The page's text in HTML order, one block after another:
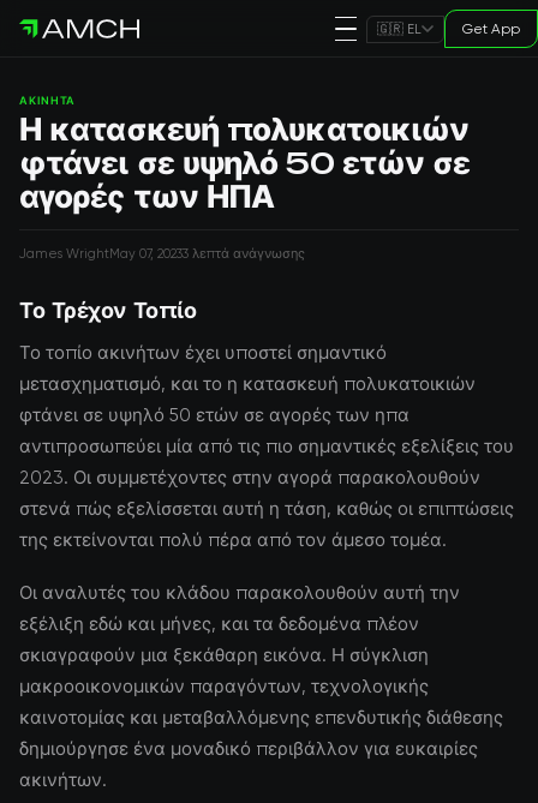
🇬🇷 EL Get App
ΑΚΊΝΗΤΑ
Η κατασκευή πολυκατοικιών
φτάνει σε υψηλό 50 ετών σε
αγορές των ΗΠΑ
James WrightMay 07, 20233 λεπτά ανάγνωσης
Το Τρέχον Τοπίο
Το τοπίο ακινήτων έχει υποστεί σημαντικό
μετασχηματισμό, και το η κατασκευή πολυκατοικιών
φτάνει σε υψηλό 50 ετών σε αγορές των ηπα
αντιπροσωπεύει μία από τις πιο σημαντικές εξελίξεις του
2023. Οι συμμετέχοντες στην αγορά παρακολουθούν
στενά πώς εξελίσσεται αυτή η τάση, καθώς οι επιπτώσεις
της εκτείνονται πολύ πέρα από τον άμεσο τομέα.
Οι αναλυτές του κλάδου παρακολουθούν αυτή την
εξέλιξη εδώ και μήνες, και τα δεδομένα πλέον
σκιαγραφούν μια ξεκάθαρη εικόνα. Η σύγκλιση
μακροοικονομικών παραγόντων, τεχνολογικής
καινοτομίας και μεταβαλλόμενης επενδυτικής διάθεσης
δημιούργησε ένα μοναδικό περιβάλλον για ευκαιρίες
ακινήτων.